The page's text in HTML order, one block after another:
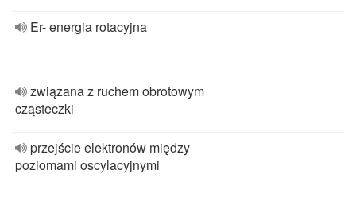
Er- energia rotacyjna
związana z ruchem obrotowym
cząsteczki
przejście elektronów między
poziomami oscylacyjnymi